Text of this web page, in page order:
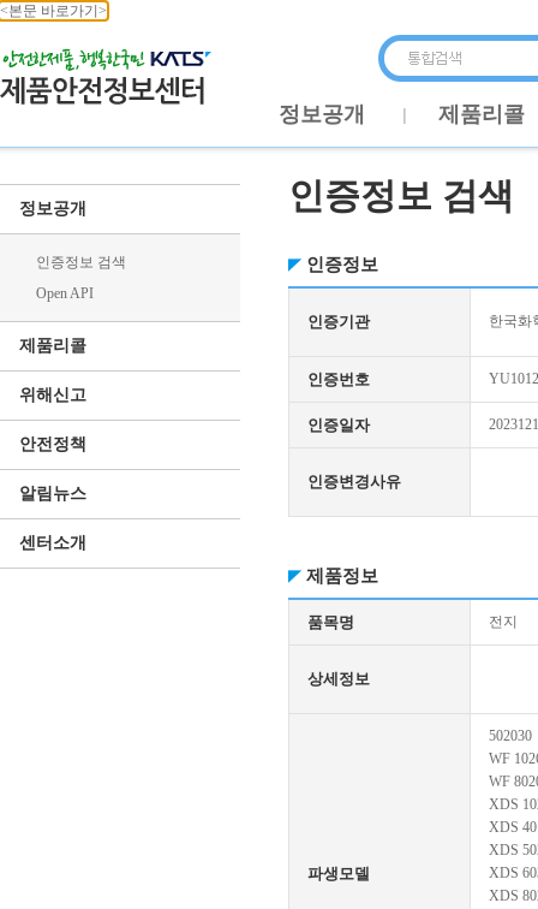
<본문 바로가기>
정보공개 제품리콜
정보공개
인증정보 검색
Open API
제품리콜
위해신고
안전정책
알림뉴스
센터소개
인증정보 검색
인증정보
인증기관 한국화
인증번호
인증일자
인증변경사유
제품정보
품목명 전지
상세정보
파생모델
502030
WF
WF
XDS
XDS
XDS
XDS
XDS